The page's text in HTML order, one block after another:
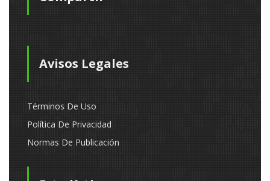
Avisos Legales
Términos De Uso
Política De Privacidad
Normas De Publicación